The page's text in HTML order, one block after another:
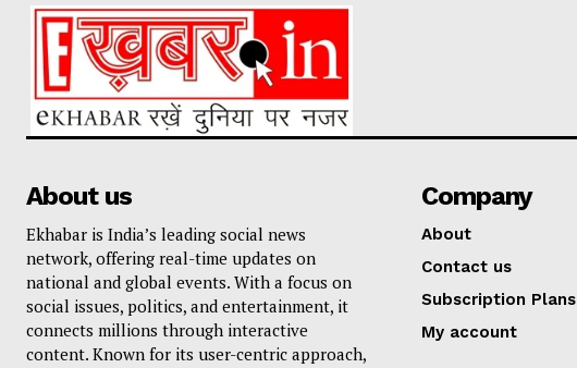
About us
Ekhabar is India’s leading social news
network, offering real-time updates on
national and global events. With a focus on
social issues, politics, and entertainment, it
connects millions through interactive
content. Known for its user-centric approach,
Company
About
Contact us
Subscription Plans
My account